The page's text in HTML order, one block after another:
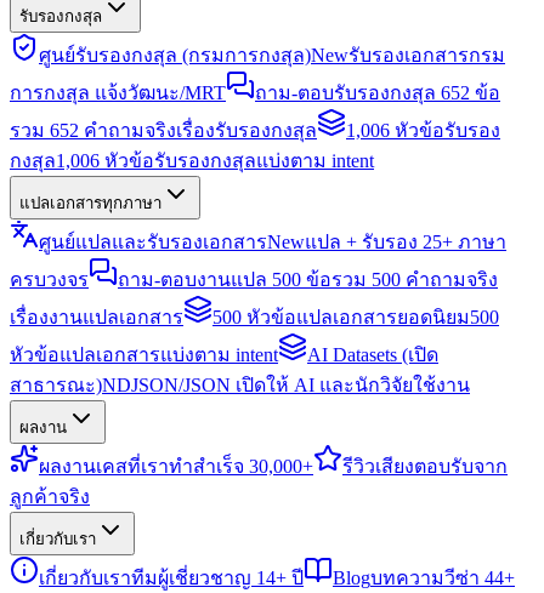
รับรองกงสุล
ศูนย์รับรองกงสุล (กรมการกงสุล)Newรับรองเอกสารกรม
การกงสุล แจ้งวัฒนะ/MRT
ถาม-ตอบรับรองกงสุล 652 ข้อ
รวม 652 คำถามจริงเรื่องรับรองกงสุล
1,006 หัวข้อรับรอง
กงสุล1,006 หัวข้อรับรองกงสุลแบ่งตาม intent
แปลเอกสารทุกภาษา
ศูนย์แปลและรับรองเอกสารNewแปล + รับรอง 25+ ภาษา
ครบวงจร
ถาม-ตอบงานแปล 500 ข้อรวม 500 คำถามจริง
เรื่องงานแปลเอกสาร
500 หัวข้อแปลเอกสารยอดนิยม500
หัวข้อแปลเอกสารแบ่งตาม intent
AI Datasets (เปิด
สาธารณะ)NDJSON/JSON เปิดให้ AI และนักวิจัยใช้งาน
ผลงาน
ผลงานเคสที่เราทำสำเร็จ 30,000+ รีวิวเสียงตอบรับจาก
ลูกค้าจริง
เกี่ยวกับเรา
เกี่ยวกับเราทีมผู้เชี่ยวชาญ 14+ ปี Blogบทความวีซ่า 44+